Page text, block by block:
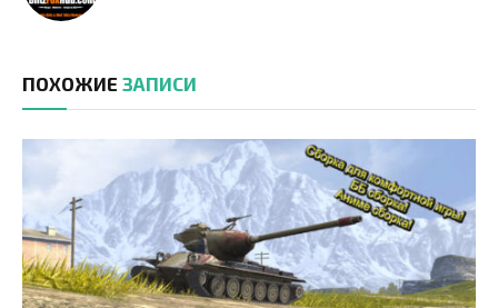
ПОХОЖИЕ ЗАПИСИ